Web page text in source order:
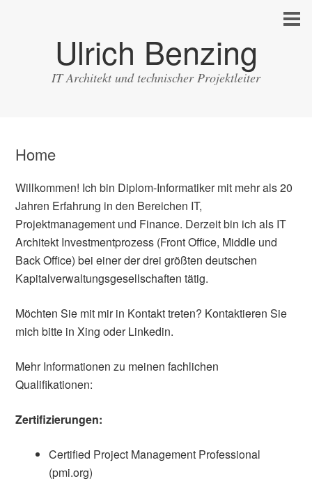
Ulrich Benzing
IT Architekt und technischer Projektleiter
Home
Willkommen! Ich bin Diplom-Informatiker mit mehr als 20
Jahren Erfahrung in den Bereichen IT,
Projektmanagement und Finance. Derzeit bin ich als IT
Architekt Investmentprozess (Front Office, Middle und
Back Office) bei einer der drei größten deutschen
Kapitalverwaltungsgesellschaften tätig.
Möchten Sie mit mir in Kontakt treten? Kontaktieren Sie
mich bitte in Xing oder Linkedin.
Mehr Informationen zu meinen fachlichen
Qualifikationen:
Zertifizierungen:
Certified Project Management Professional
(pmi.org)